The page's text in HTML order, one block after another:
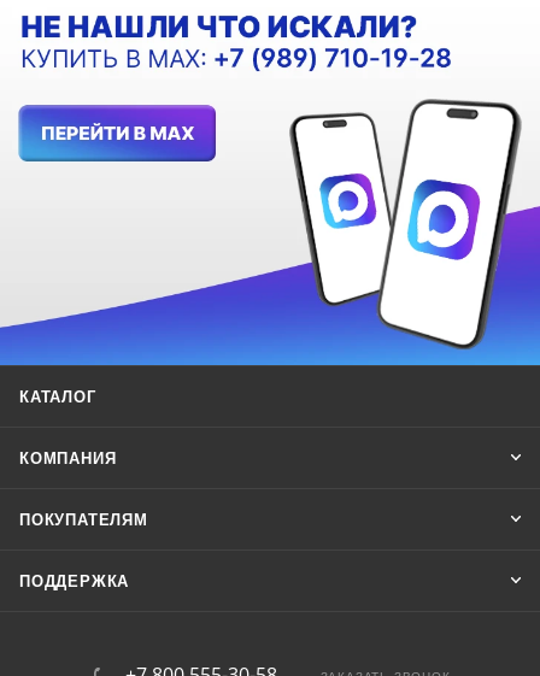
КАТАЛОГ
КОМПАНИЯ
ПОКУПАТЕЛЯМ
ПОДДЕРЖКА